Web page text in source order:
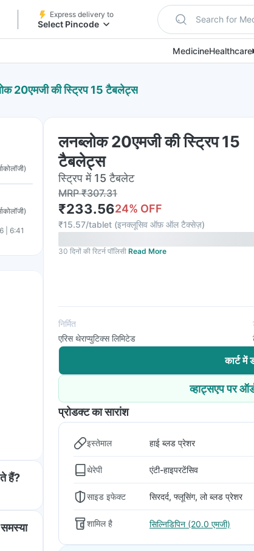
Express delivery to
Select Pincode Search for
MedicineHealthcare
20एमजी की स्ट्रिप 15 टैबलेट्स
| 6:41
हैं?
लनब्लोक 20एमजी की स्ट्रिप 15
टैबलेट्स
स्ट्रिप में 15 टैबलेट
MRP₹307.31
₹233.5624% OFF
₹15.57/tablet (इनक्लूसिव ऑफ़ ऑल टैक्सेज़)
30 दिनों की रिटर्न पॉलिसी Read More
निर्मित
एरिस थेराप्युटिक्स लिमिटेड
कार्ट में
व्हाट्सएप पर
प्रोडक्ट का सारांश
इस्तेमाल हाई ब्लड प्रेशर
थेरेपी एंटी-हाइपरटेंसिव
साइड इफेक्ट सिरदर्द, फ्लूसिंग, लो ब्लड प्रेशर
शामिल है सिल्निडिपिन (20.0 एमजी)